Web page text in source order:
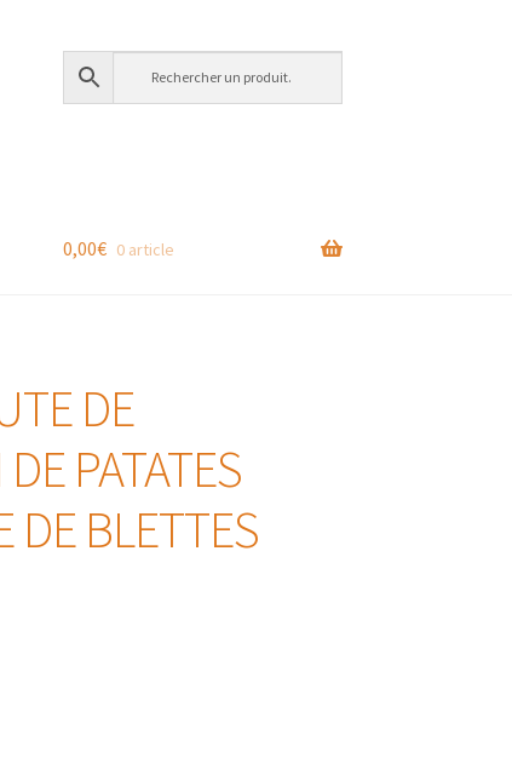
0,00€ 0 article
DE
PATATES
DE BLETTES